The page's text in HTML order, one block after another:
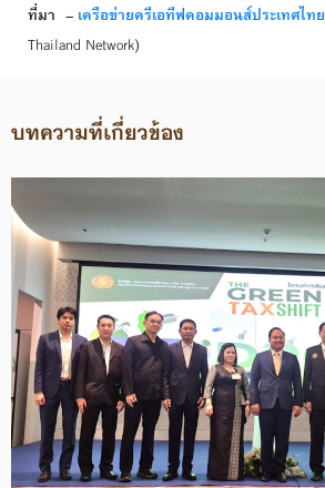
ที่มา – เครือข่ายครีเอทีฟคอมมอนส์ประเทศไทย
Thailand Network)
บทความที่เกี่ยวข้อง